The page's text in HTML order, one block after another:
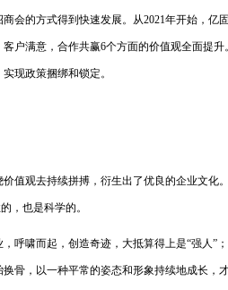
会的方式得到快速发展。从2021年开始，亿
户满意，合作共赢6个方面的价值观全面提
现政策捆绑和锁定。
值观去持续拼搏，衍生出了优良的企业文化
，也是科学的。
呼啸而起，创造奇迹，大抵算得上是“强人”
骨，以一种平常的姿态和形象持续地成长，